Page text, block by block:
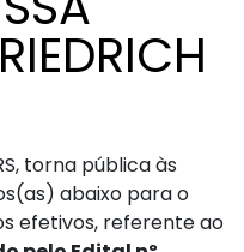
torna pública às
abaixo para o
efetivos, referente ao